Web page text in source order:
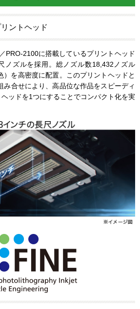
ントヘッド
PRO-2100に搭載しているプリントヘッド
ノズルを採用。総ノズル数18,432ノズル
）を高密度に配置。このプリントヘッドと
み合せにより、高品位な作品をスピーディ
ッドを1つにすることでコンパクト化を実